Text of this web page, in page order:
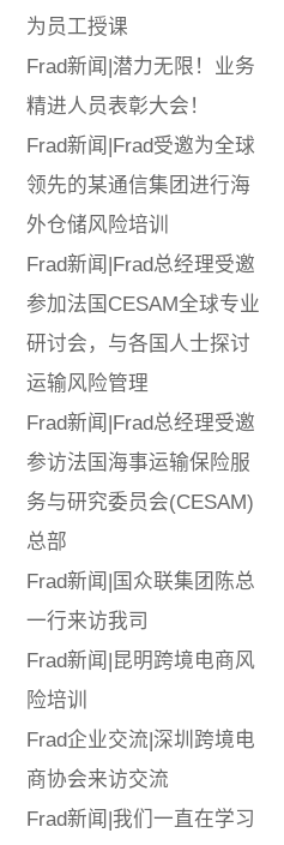
为员工授课
Frad新闻|潜力无限！业务
精进人员表彰大会！
Frad新闻|Frad受邀为全球
领先的某通信集团进行海
外仓储风险培训
Frad新闻|Frad总经理受邀
参加法国CESAM全球专业
研讨会，与各国人士探讨
运输风险管理
Frad新闻|Frad总经理受邀
参访法国海事运输保险服
务与研究委员会(CESAM)
总部
Frad新闻|国众联集团陈总
一行来访我司
Frad新闻|昆明跨境电商风
险培训
Frad企业交流|深圳跨境电
商协会来访交流
Frad新闻|我们一直在学习